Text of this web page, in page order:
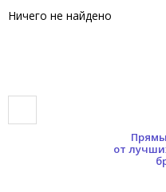
Ничего не найдено
от